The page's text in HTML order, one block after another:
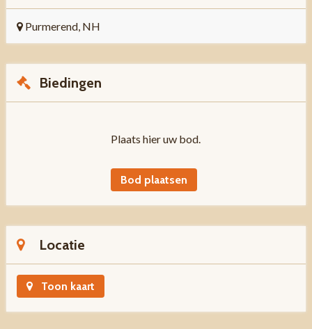
Purmerend, NH
Biedingen
Plaats hier uw bod.
Bod plaatsen
Locatie
Toon kaart